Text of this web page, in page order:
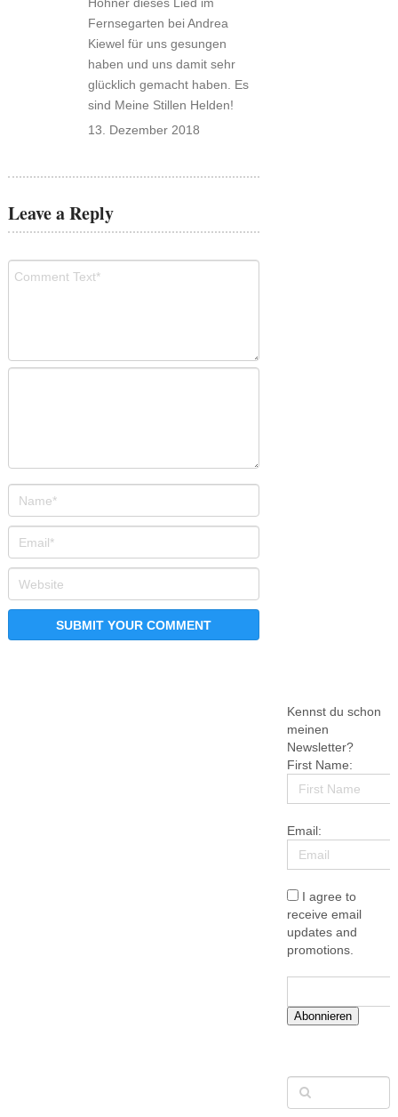
Fernsegarten bei Andrea
Kiewel für uns gesungen
haben und uns damit sehr
glücklich gemacht haben. Es
sind Meine Stillen Helden!
13. Dezember 2018
Leave a Reply
Kennst du schon
meinen
Newsletter?
First Name:
Email:
I agree to
receive email
updates and
promotions.
Abonnieren